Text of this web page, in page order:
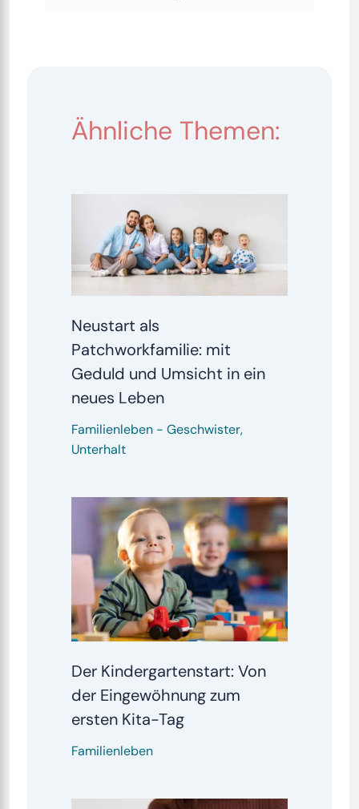
Ähnliche Themen:
Neustart als
Patchworkfamilie: mit
Geduld und Umsicht in ein
neues Leben
Familienleben- Geschwister,
Unterhalt
Der Kindergartenstart: Von
der Eingewöhnung zum
ersten Kita-Tag
Familienleben